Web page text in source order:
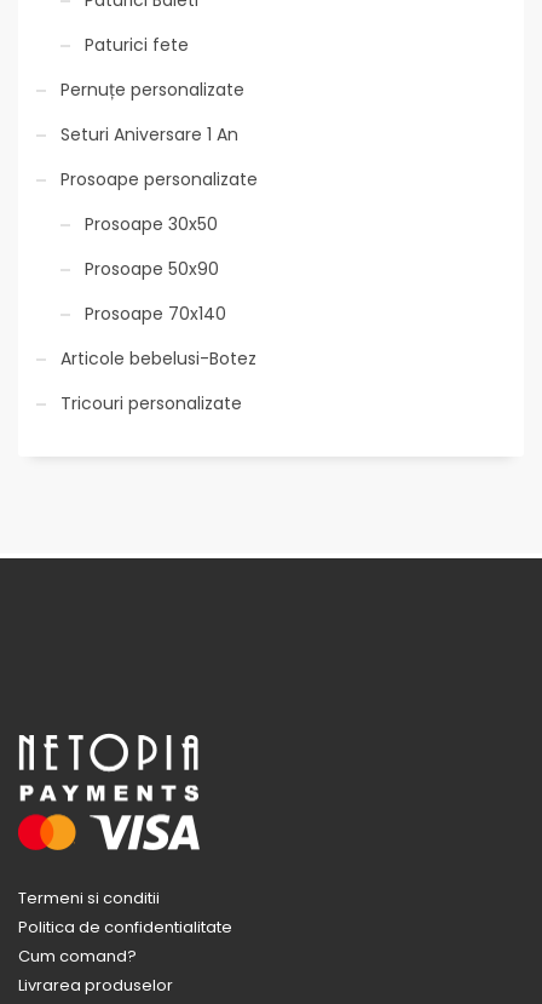
Paturici fete
Pernuțe personalizate
Seturi Aniversare 1 An
Prosoape personalizate
Prosoape 30x50
Prosoape 50x90
Prosoape 70x140
Articole bebelusi-Botez
Tricouri personalizate
Termeni si conditii
Politica de confidentialitate
Cum comand?
Livrarea produselor